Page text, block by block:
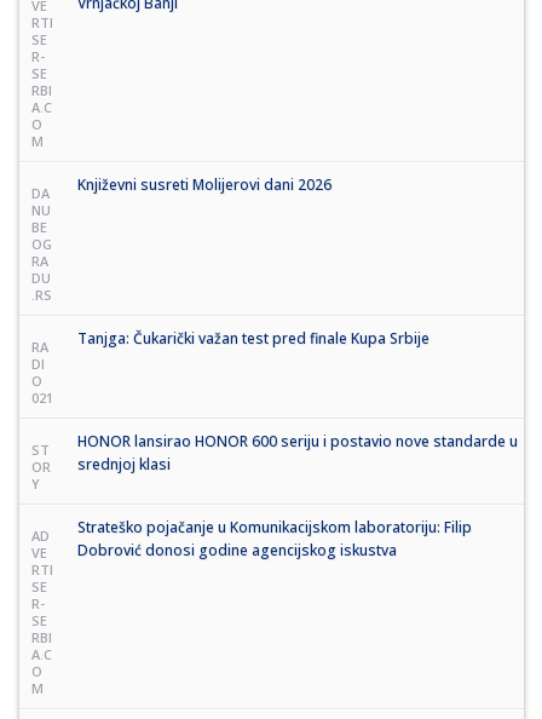
VE
RTI
SE
R-
SE
RBI
A.C
O
M
DA
NU
BE
OG
RA
DU
.RS
Književni susreti Molijerovi dani 2026
RA
DI
O
021
Tanjga: Čukarički važan test pred finale Kupa Srbije
ST
OR
Y
HONOR lansirao HONOR 600 seriju i postavio nove standarde u
srednjoj klasi
AD
VE
RTI
SE
R-
SE
RBI
A.C
O
M
Strateško pojačanje u Komunikacijskom laboratoriju: Filip
Dobrović donosi godine agencijskog iskustva